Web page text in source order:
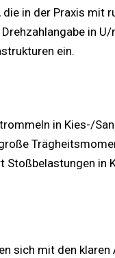
in der Praxis mit
in
ein.
in Kies-/
in
sich mit den